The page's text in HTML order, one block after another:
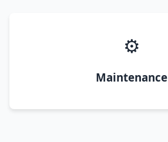
⚙️
Maintenance